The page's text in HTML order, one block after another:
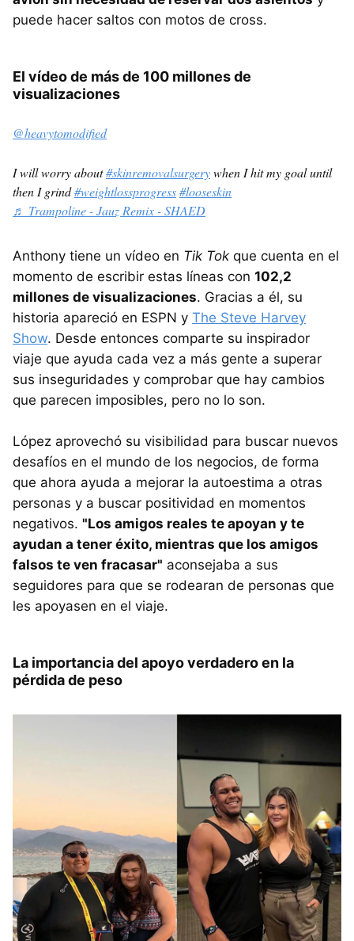
puede hacer saltos con motos de cross.
El vídeo de más de 100 millones de
visualizaciones
@heavytomodified
I will worry about#skinremovalsurgerywhen I hit my goal until
then I grind#weightlossprogress#looseskin
♬ Trampoline - Jauz Remix - SHAED
Anthony tiene un vídeo en Tik Tok que cuenta en el
momento de escribir estas líneas con 102,2
millones de visualizaciones. Gracias a él, su
historia apareció en ESPN y The Steve Harvey
Show. Desde entonces comparte su inspirador
viaje que ayuda cada vez a más gente a superar
sus inseguridades y comprobar que hay cambios
que parecen imposibles, pero no lo son.
López aprovechó su visibilidad para buscar nuevos
desafíos en el mundo de los negocios, de forma
que ahora ayuda a mejorar la autoestima a otras
personas y a buscar positividad en momentos
negativos. "Los amigos reales te apoyan y te
ayudan a tener éxito, mientras que los amigos
falsos te ven fracasar" aconsejaba a sus
seguidores para que se rodearan de personas que
les apoyasen en el viaje.
La importancia del apoyo verdadero en la
pérdida de peso